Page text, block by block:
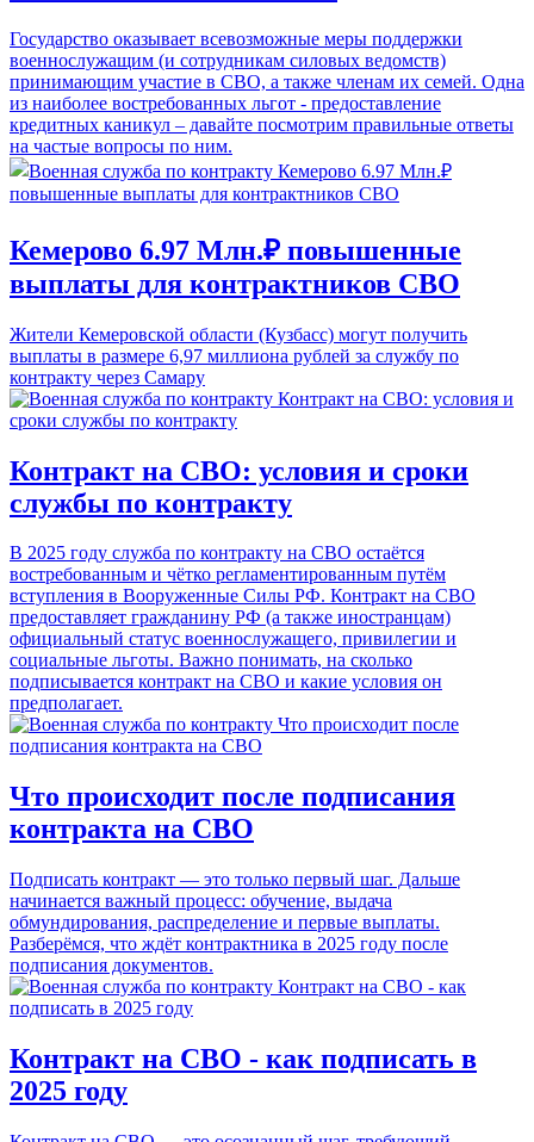
Государство оказывает всевозможные меры поддержки
военнослужащим (и сотрудникам силовых ведомств)
принимающим участие в СВО, а также членам их семей. Одна
из наиболее востребованных льгот - предоставление
кредитных каникул – давайте посмотрим правильные ответы
на частые вопросы по ним.
Кемерово 6.97 Млн.₽ повышенные
выплаты для контрактников СВО
Жители Кемеровской области (Кузбасс) могут получить
выплаты в размере 6,97 миллиона рублей за службу по
контракту через Самару
Контракт на СВО: условия и сроки
службы по контракту
В 2025 году служба по контракту на СВО остаётся
востребованным и чётко регламентированным путём
вступления в Вооруженные Силы РФ. Контракт на СВО
предоставляет гражданину РФ (а также иностранцам)
официальный статус военнослужащего, привилегии и
социальные льготы. Важно понимать, на сколько
подписывается контракт на СВО и какие условия он
предполагает.
Что происходит после подписания
контракта на СВО
Подписать контракт — это только первый шаг. Дальше
начинается важный процесс: обучение, выдача
обмундирования, распределение и первые выплаты.
Разберёмся, что ждёт контрактника в 2025 году после
подписания документов.
Контракт на СВО - как подписать в
2025 году